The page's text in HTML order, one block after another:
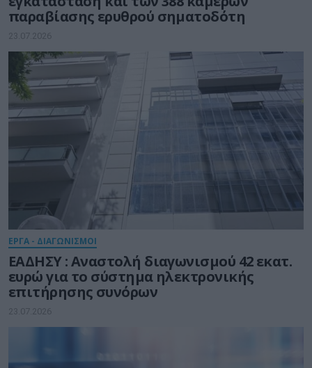
παραβίασης ερυθρού σηματοδότη
23.07.2026
ΕΡΓΑ - ΔΙΑΓΩΝΙΣΜΟΙ
ΕΑΔΗΣΥ : Αναστολή διαγωνισμού 42 εκατ.
ευρώ για το σύστημα ηλεκτρονικής
επιτήρησης συνόρων
23.07.2026